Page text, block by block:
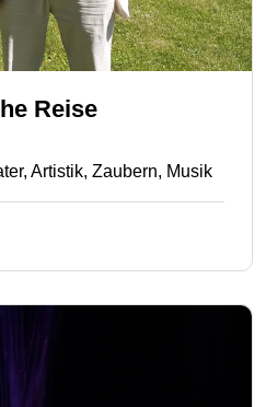
Reise
Artistik, Zaubern, Musik